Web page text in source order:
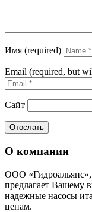
Имя (required)
Email (required, but
Сайт
О компании
ООО
предлагает Вашему
надежные насосы
ценам.